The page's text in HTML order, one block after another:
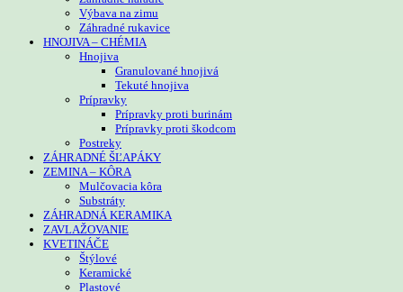
Výbava na zimu
Záhradné rukavice
HNOJIVA – CHÉMIA
Hnojiva
Granulované hnojivá
Tekuté hnojiva
Prípravky
Prípravky proti burinám
Prípravky proti škodcom
Postreky
ZÁHRADNÉ ŠĽAPÁKY
ZEMINA – KÔRA
Mulčovacia kôra
Substráty
ZÁHRADNÁ KERAMIKA
ZAVLAŽOVANIE
KVETINÁČE
Štýlové
Keramické
Plastové